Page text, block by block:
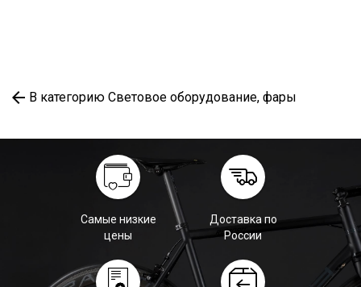
В категорию Световое оборудование, фары
Самые низкие
цены
Доставка по
России